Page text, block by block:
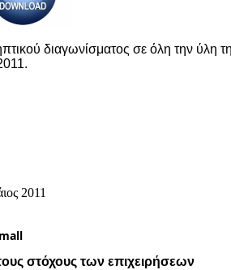
διαγωνίσματος σε όλη την ύλη
2011
στόχους των επιχειρήσεων